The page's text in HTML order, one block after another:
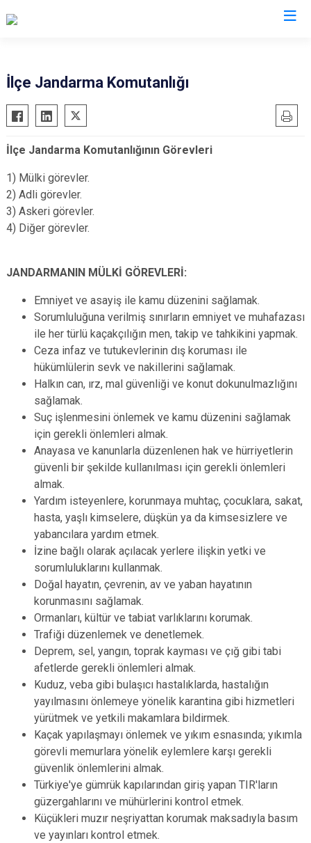
Akçakale
Birecik
Bozova
Ceylanpınar
Halfeti
Harran
Hilvan
Viranşehir
İlçe Jandarma Komutanlığı
İlçe Jandarma Komutanlığının Görevleri
1) Mülki görevler.
2) Adli görevler.
3) Askeri görevler.
4) Diğer görevler.
JANDARMANIN MÜLKİ GÖREVLERİ:
Emniyet ve asayiş ile kamu düzenini sağlamak.
Sorumluluğuna verilmiş sınırların emniyet ve muhafazası
ile her türlü kaçakçılığın men, takip ve tahkikini yapmak.
Ceza infaz ve tutukevlerinin dış koruması ile
hükümlülerin sevk ve nakillerini sağlamak.
Halkın can, ırz, mal güvenliği ve konut dokunulmazlığını
sağlamak.
Suç işlenmesini önlemek ve kamu düzenini sağlamak
için gerekli önlemleri almak.
Anayasa ve kanunlarla düzenlenen hak ve hürriyetlerin
güvenli bir şekilde kullanılması için gerekli önlemleri
almak.
Yardım isteyenlere, korunmaya muhtaç, çocuklara, sakat,
hasta, yaşlı kimselere, düşkün ya da kimsesizlere ve
yabancılara yardım etmek.
İzine bağlı olarak açılacak yerlere ilişkin yetki ve
sorumluluklarını kullanmak.
Doğal hayatın, çevrenin, av ve yaban hayatının
korunmasını sağlamak.
Ormanları, kültür ve tabiat varlıklarını korumak.
Trafiği düzenlemek ve denetlemek.
Deprem, sel, yangın, toprak kayması ve çığ gibi tabi
afetlerde gerekli önlemleri almak.
Kuduz, veba gibi bulaşıcı hastalıklarda, hastalığın
yayılmasını önlemeye yönelik karantina gibi hizmetleri
yürütmek ve yetkili makamlara bildirmek.
Kaçak yapılaşmayı önlemek ve yıkım esnasında; yıkımla
görevli memurlara yönelik eylemlere karşı gerekli
güvenlik önlemlerini almak.
Türkiye'ye gümrük kapılarından giriş yapan TIR'ların
güzergahlarını ve mühürlerini kontrol etmek.
Küçükleri muzır neşriyattan korumak maksadıyla basım
ve yayınları kontrol etmek.